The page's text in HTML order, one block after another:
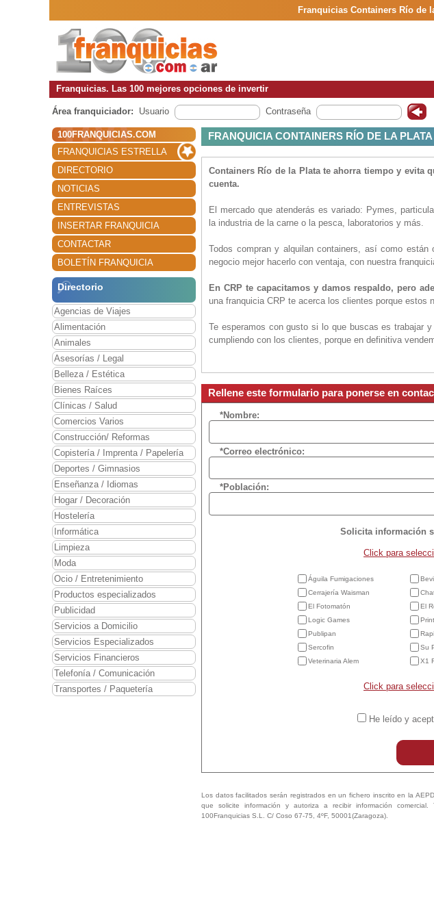
Franquicias Containers Río de
Franquicias. Las 100 mejores opciones de invertir
Área franquiciador: Usuario Contraseña
100FRANQUICIAS.COM
FRANQUICIAS ESTRELLA
DIRECTORIO
NOTICIAS
ENTREVISTAS
INSERTAR FRANQUICIA
CONTACTAR
BOLETÍN FRANQUICIA
Directorio
Agencias de Viajes
Alimentación
Animales
Asesorías / Legal
Belleza / Estética
Bienes Raíces
Clínicas / Salud
Comercios Varios
Construcción/ Reformas
Copistería / Imprenta / Papelería
Deportes / Gimnasios
Enseñanza / Idiomas
Hogar / Decoración
Hostelería
Informática
Limpieza
Moda
Ocio / Entretenimiento
Productos especializados
Publicidad
Servicios a Domicilio
Servicios Especializados
Servicios Financieros
Telefonía / Comunicación
Transportes / Paquetería
FRANQUICIA CONTAINERS RÍO DE LA PLATA
Containers Río de la Plata te ahorra tiempo y evita
cuenta.
El mercado que atenderás es variado: Pymes,
la industria de la carne o la pesca, laboratorios y más.
Todos compran y alquilan containers, así como
negocio mejor hacerlo con ventaja, con nuestra
En CRP te capacitamos y damos respaldo, pero
una franquicia CRP te acerca los clientes porque estos
Te esperamos con gusto si lo que buscas es trabajar
cumpliendo con los clientes, porque en definitiva
Rellene este formulario para ponerse en
*Nombre:
*Correo electrónico:
*Población:
Solicita información
Click para
Águila Fumigaciones
Cerrajería Waisman
El Fotomatón
El
Logic Games
Publipan
Sercofin
Su
Veterinaria Alem
X1
Click para
He leído y
Los datos facilitados serán registrados en un fichero inscrito en la
que solicite información y autoriza a recibir información
100Franquicias S.L. C/ Coso 67-75, 4ºF, 50001(Zaragoza).